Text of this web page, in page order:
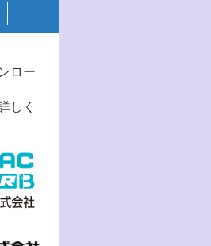
ロー
しく